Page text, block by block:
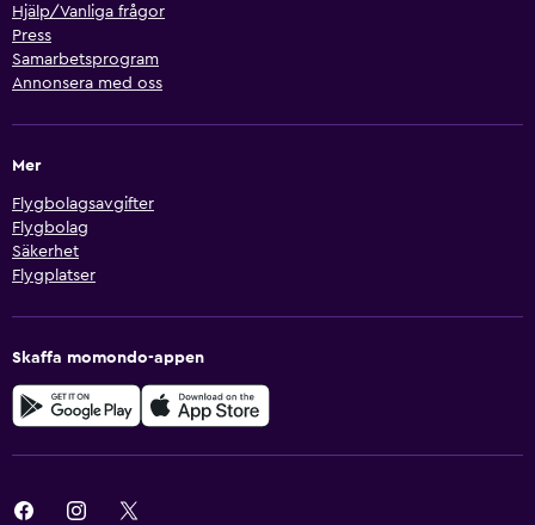
Hjälp/Vanliga frågor
Press
Samarbetsprogram
Annonsera med oss
Mer
Flygbolagsavgifter
Flygbolag
Säkerhet
Flygplatser
Skaffa momondo-appen